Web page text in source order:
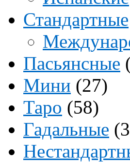
Стандартные
Пасьянсные
Мини (27)
Таро (58)
Гадальные